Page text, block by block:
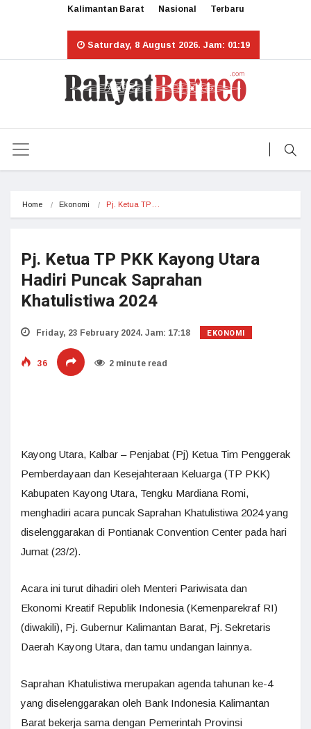
Kalimantan Barat Nasional Terbaru
Saturday, 8 August 2026. Jam: 01:19
Home Ekonomi Pj. Ketua TP…
Pj. Ketua TP PKK Kayong Utara
Hadiri Puncak Saprahan
Khatulistiwa 2024
Friday, 23 February 2024. Jam: 17:18 EKONOMI
36 2 minute read
Kayong Utara, Kalbar – Penjabat (Pj) Ketua Tim Penggerak
Pemberdayaan dan Kesejahteraan Keluarga (TP PKK)
Kabupaten Kayong Utara, Tengku Mardiana Romi,
menghadiri acara puncak Saprahan Khatulistiwa 2024 yang
diselenggarakan di Pontianak Convention Center pada hari
Jumat (23/2).
Acara ini turut dihadiri oleh Menteri Pariwisata dan
Ekonomi Kreatif Republik Indonesia (Kemenparekraf RI)
(diwakili), Pj. Gubernur Kalimantan Barat, Pj. Sekretaris
Daerah Kayong Utara, dan tamu undangan lainnya.
Saprahan Khatulistiwa merupakan agenda tahunan ke-4
yang diselenggarakan oleh Bank Indonesia Kalimantan
Barat bekerja sama dengan Pemerintah Provinsi